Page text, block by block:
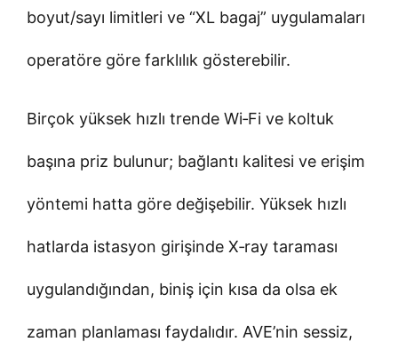
boyut/sayı limitleri ve “XL bagaj” uygulamaları
operatöre göre farklılık gösterebilir.
Birçok yüksek hızlı trende Wi‑Fi ve koltuk
başına priz bulunur; bağlantı kalitesi ve erişim
yöntemi hatta göre değişebilir. Yüksek hızlı
hatlarda istasyon girişinde X‑ray taraması
uygulandığından, biniş için kısa da olsa ek
zaman planlaması faydalıdır. AVE’nin sessiz,